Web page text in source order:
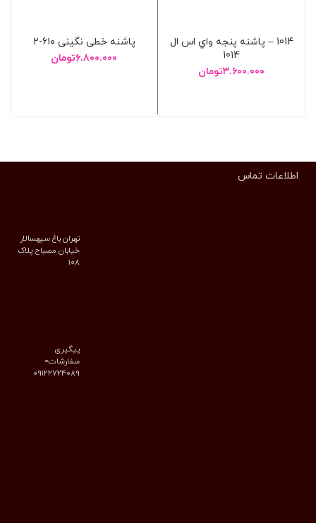
1014 – پاشنه پنجه واي اس ال
1014
۳.۶۰۰.۰۰۰تومان
پاشنه خطی نگینی ۶۱۰-۲
۶.۸۰۰.۰۰۰تومان
اطلاعات تماس
تهران باغ سپهسالار
خیابان مصباح پلاک
۱۰۸
پیگیری
سفارشات=
09122724089